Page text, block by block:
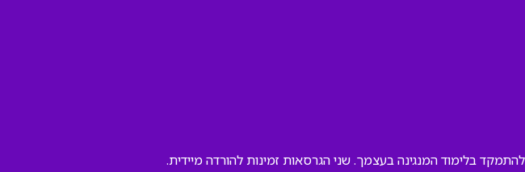
בלימוד המנגינה בעצמך. שני הגרסאות זמינות להורדה מיידית.